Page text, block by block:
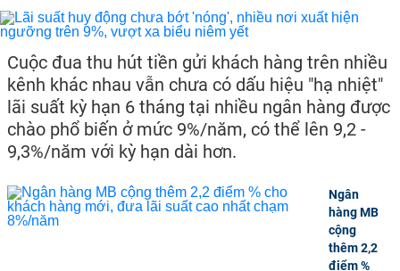
Cuộc đua thu hút tiền gửi khách hàng trên nhiều
kênh khác nhau vẫn chưa có dấu hiệu "hạ nhiệt"
lãi suất kỳ hạn 6 tháng tại nhiều ngân hàng được
chào phổ biến ở mức 9%/năm, có thể lên 9,2 -
9,3%/năm với kỳ hạn dài hơn.
Ngân
hàng MB
cộng
thêm 2,2
điểm %